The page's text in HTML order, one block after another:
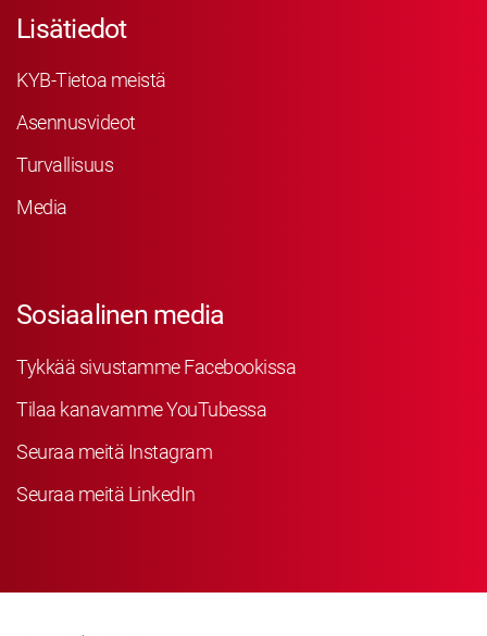
Lisätiedot
KYB-Tietoa meistä
Asennusvideot
Turvallisuus
Media
Sosiaalinen media
Tykkää sivustamme Facebookissa
Tilaa kanavamme YouTubessa
Seuraa meitä Instagram
Seuraa meitä LinkedIn